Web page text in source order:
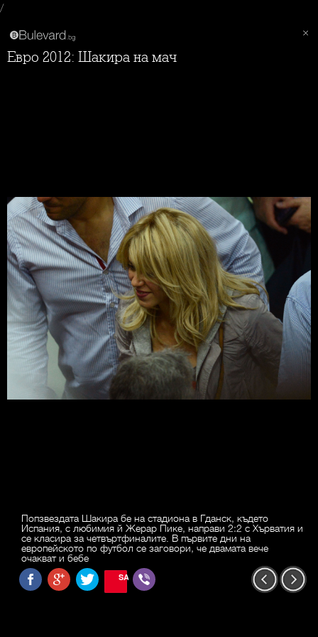
/
Евро 2012: Шакира на мач
Попзвездата Шакира бе на стадиона в Гданск, където
Испания, с любимия й Жерар Пике, направи 2:2 с Хърватия и
се класира за четвъртфиналите. В първите дни на
европейското по футбол се заговори, че двамата вече
очакват и бебе
SAVE